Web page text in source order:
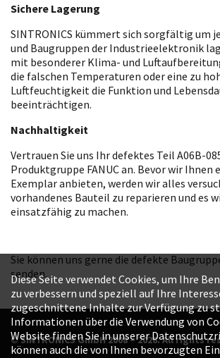
Sichere Lagerung
SINTRONICS kümmert sich sorgfältig um
und Baugruppen der Industrieelektronik
mit besonderer Klima- und
die falschen Temperaturen oder eine zu
Luftfeuchtigkeit die Funktion und
beeinträchtigen.
Nachhaltigkeit
Vertrauen Sie uns Ihr defektes Teil A06B-
Produktgruppe FANUC an. Bevor wir Ihnen
Exemplar anbieten, werden wir alles
vorhandenes Bauteil zu reparieren und es
einsatzfähig zu machen.
Sie können uns gerne die defekte
senden.
© SINTRONICS GmbH 2008 – 2026. All rights
Diese Seite verwendet Cookies, um Ihre
zu verbessern und speziell auf Ihre
zugeschnittene Inhalte zur Verfügung zu
Informationen über die Verwendung von
Website finden Sie in unserer
können auch die von Ihnen bevorzugten